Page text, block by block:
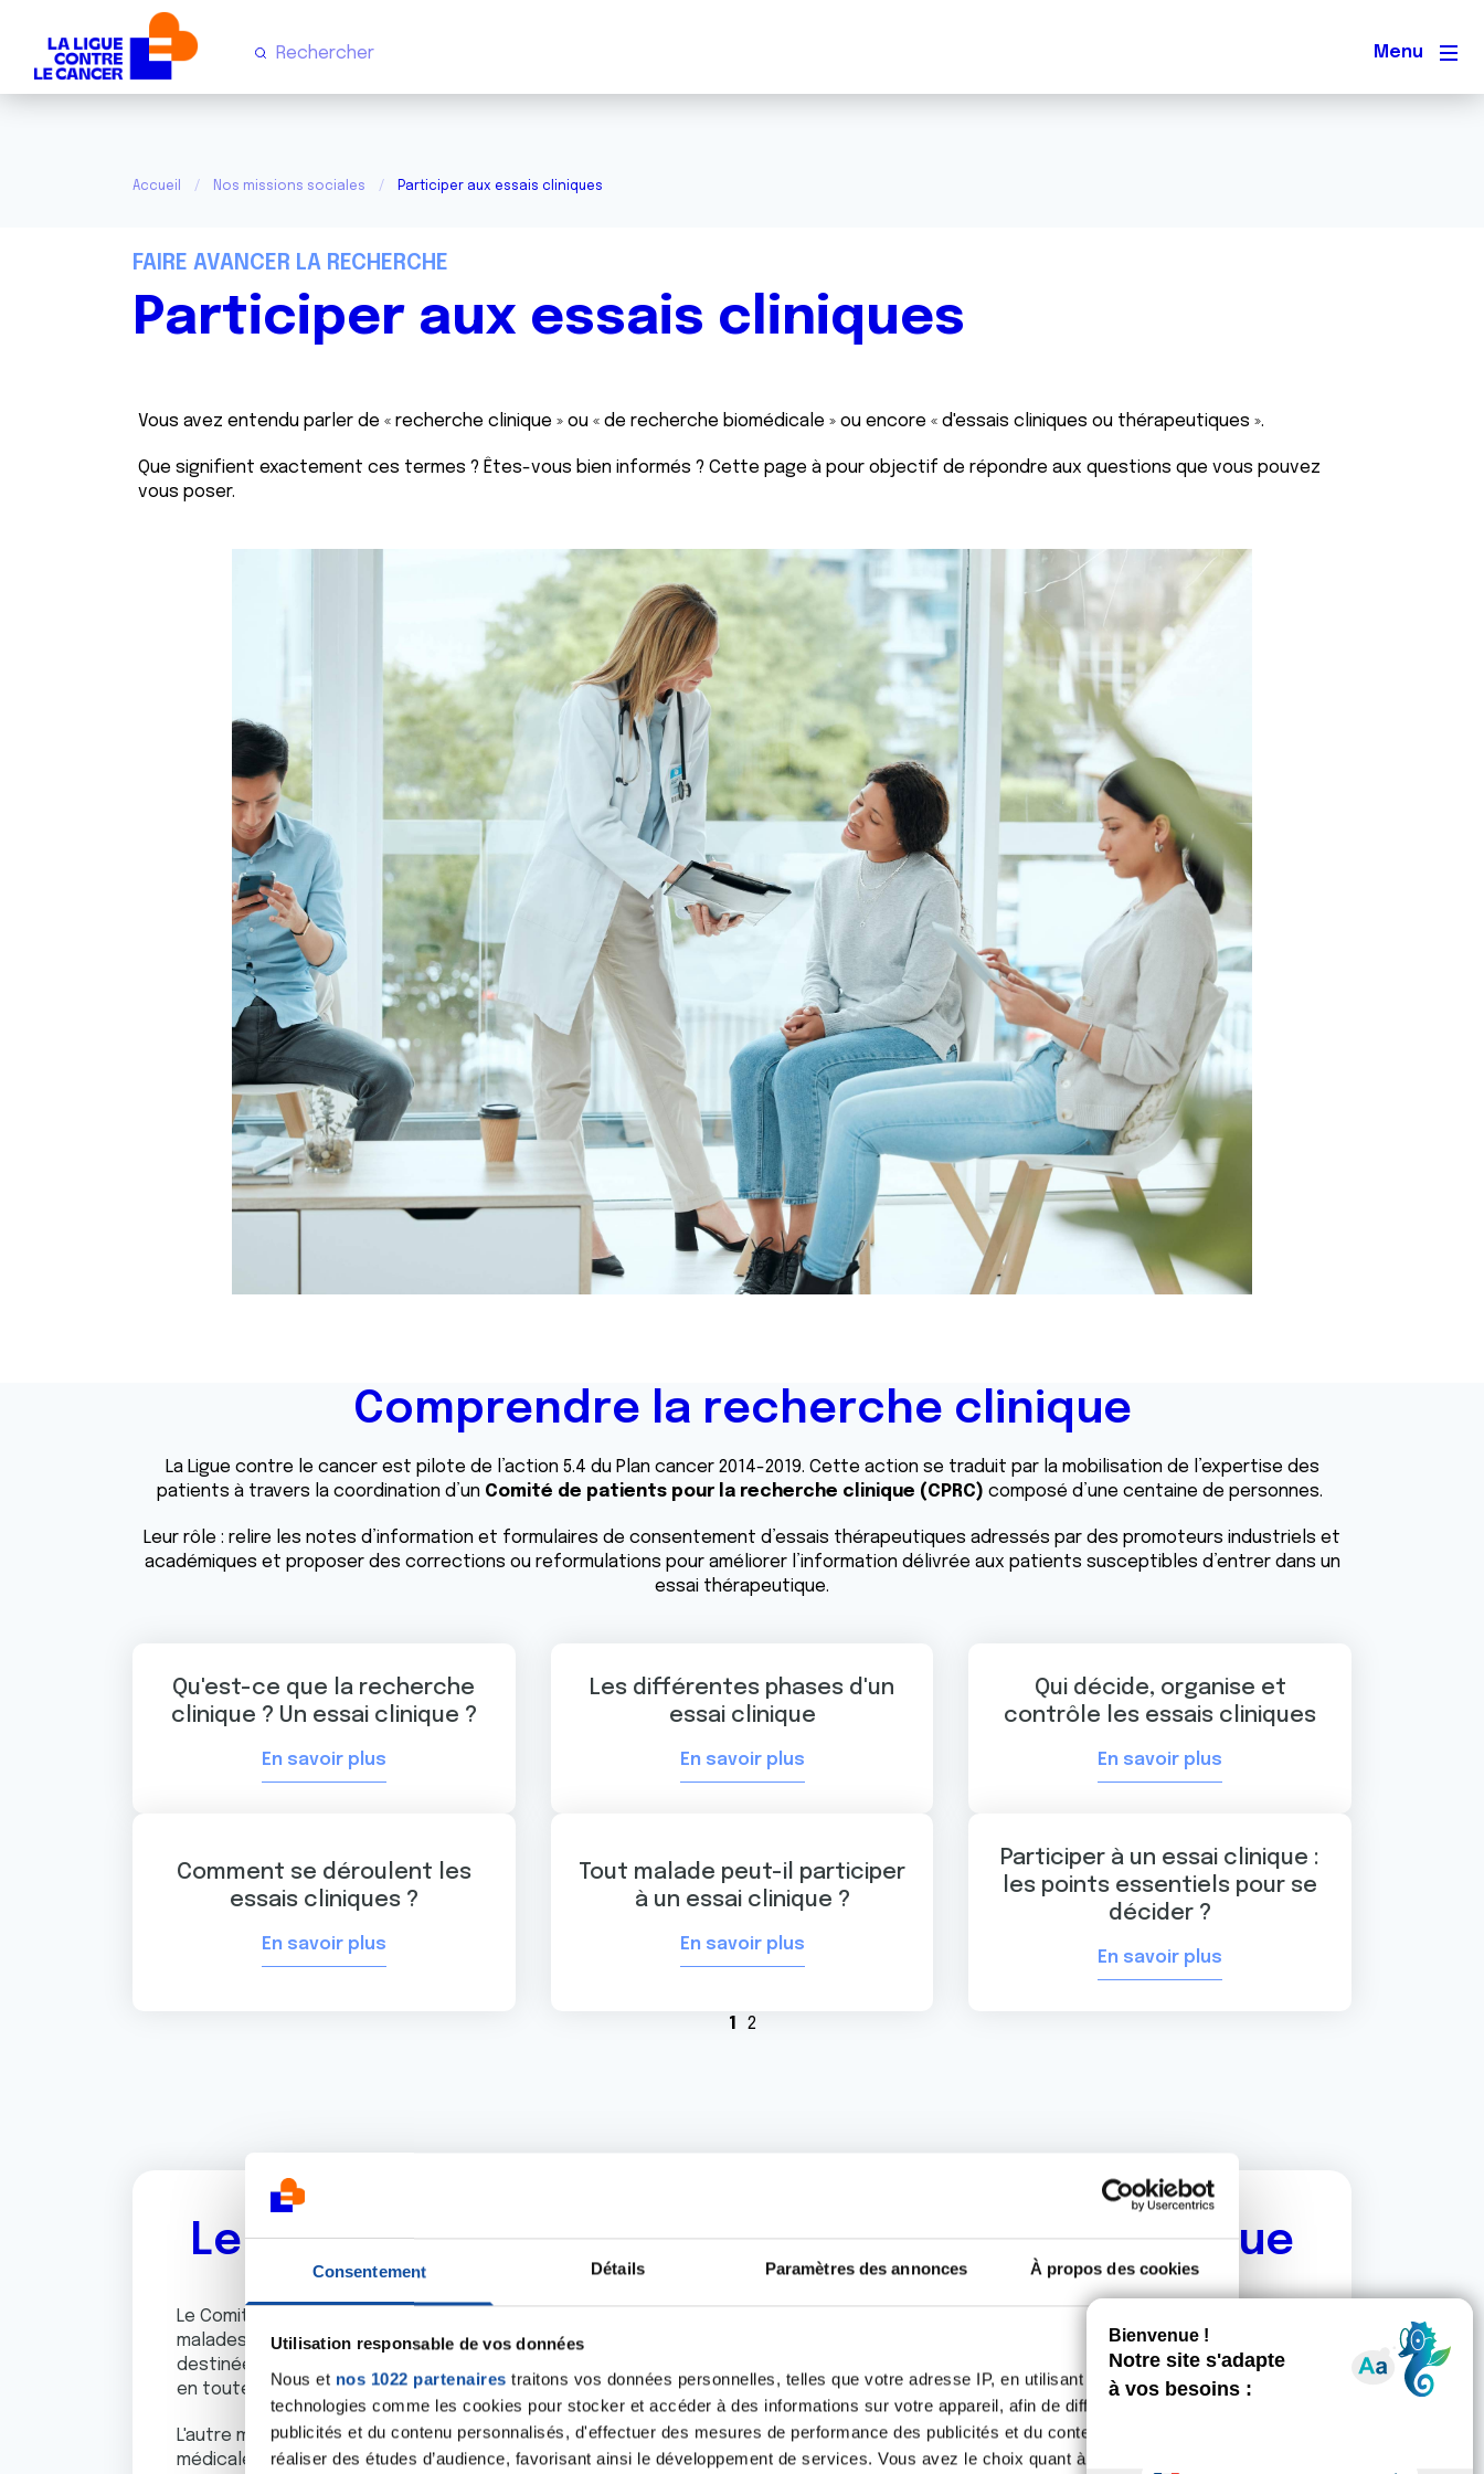
Consentement Détails Paramètres des annonces À propos des cookies
Utilisation responsable de vos données
Nous et nos 1022 partenaires traitons vos données personnelles, telles que votre adresse IP, en utilisant des
technologies comme les cookies pour stocker et accéder à des informations sur votre appareil, afin de diffuser des
publicités et du contenu personnalisés, d'effectuer des mesures de performance des publicités et du contenu, ainsi que de
réaliser des études d’audience, favorisant ainsi le développement de services. Vous avez le choix quant à l'utilisation de
Menu
Accueil Nos missions sociales Participer aux essais cliniques
FAIRE AVANCER LA RECHERCHE
Participer aux essais cliniques
Vous avez entendu parler de « recherche clinique » ou « de recherche biomédicale » ou encore « d'essais cliniques ou thérapeutiques ».
Que signifient exactement ces termes ? Êtes-vous bien informés ? Cette page à pour objectif de répondre aux questions que vous pouvez
vous poser.
Comprendre la recherche clinique
La Ligue contre le cancer est pilote de l’action 5.4 du Plan cancer 2014-2019. Cette action se traduit par la mobilisation de l’expertise des
patients à travers la coordination d’un Comité de patients pour la recherche clinique (CPRC) composé d’une centaine de personnes.
Leur rôle : relire les notes d’information et formulaires de consentement d’essais thérapeutiques adressés par des promoteurs industriels et
académiques et proposer des corrections ou reformulations pour améliorer l’information délivrée aux patients susceptibles d’entrer dans un
essai thérapeutique.
Qu'est-ce que la recherche
clinique ? Un essai clinique ?
En savoir plus
Les différentes phases d'un
essai clinique
En savoir plus
Qui décide, organise et
contrôle les essais cliniques
En savoir plus
Comment se déroulent les
essais cliniques ?
En savoir plus
Tout malade peut-il participer
à un essai clinique ?
En savoir plus
Participer à un essai clinique :
les points essentiels pour se
décider ?
En savoir plus
1 2
Le Comité de patients pour la recherche clinique
Le Comité de patients de la Ligue nationale contre le cancer réunit des personnes malades, des anciens malades ou des proches de
malades qui ont un intérêt partagé pour la recherche médicale. Son objectif est de relire et d'améliorer les notes d'information
destinées aux patients sollicités pour participer aux essais. Ainsi, ils peuvent prendre une décision quant à leur participation (ou pas)
en toute connaissance de cause.
L'autre mission du Comité est de représenter les personnes malades auprès de l'ensemble des autres acteurs de la recherche
médicale.